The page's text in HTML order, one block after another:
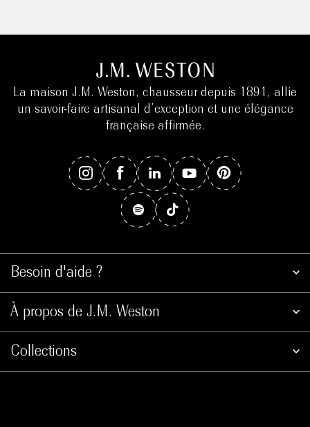
Besoin d'aide ?
À propos de J.M. Weston
Collections
La maison J.M. Weston, chausseur depuis 1891, allie
un savoir-faire artisanal d’exception et une élégance
française affirmée.